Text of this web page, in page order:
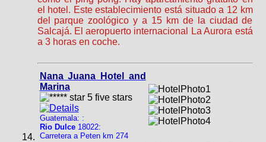
el hotel. Este establecimiento está situado a 12 km
del parque zoológico y a 15 km de la ciudad de
Salcajá. El aeropuerto internacional La Aurora está
a 3 horas en coche.
Nana Juana Hotel and
Marina
Guatemala: :
Rio Dulce18022:
Carretera a Peten km 274